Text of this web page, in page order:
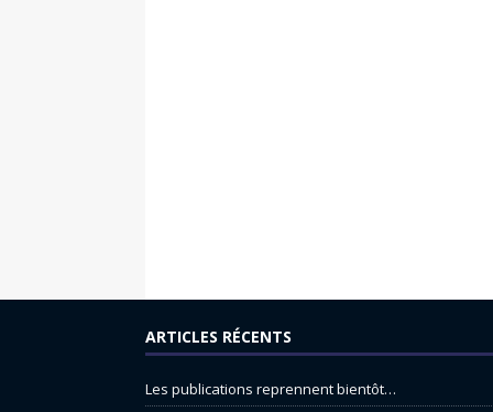
ARTICLES RÉCENTS
Les publications reprennent bientôt…